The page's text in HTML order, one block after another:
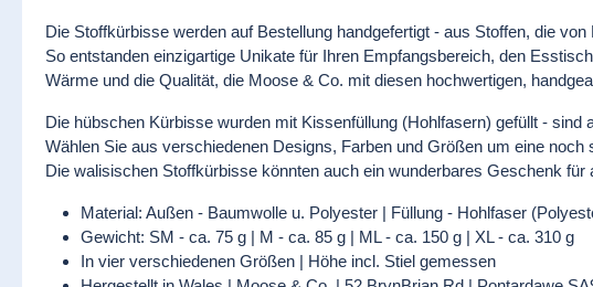
Die Stoffkürbisse werden auf Bestellung handgefertigt - aus Stoffen, die
So entstanden einzigartige Unikate für Ihren Empfangsbereich, den
Wärme und die Qualität, die Moose & Co. mit diesen hochwertigen,
Die hübschen Kürbisse wurden mit Kissenfüllung (Hohlfasern) gefüllt -
Wählen Sie aus verschiedenen Designs, Farben und Größen um eine
Die walisischen Stoffkürbisse könnten auch ein wunderbares Geschenk
Material: Außen - Baumwolle u. Polyester | Füllung - Hohlfaser
Gewicht: SM - ca. 75 g | M - ca. 85 g | ML - ca. 150 g | XL - ca. 310 g
In vier verschiedenen Größen | Höhe incl. Stiel gemessen